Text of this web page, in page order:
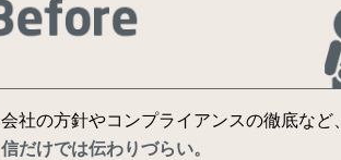
会社の方針やコンプライアンスの徹底など、
信だけでは伝わりづらい。